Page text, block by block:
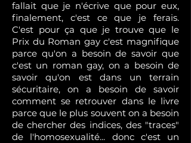
fallait que je n'écrive que pour eux,
finalement, c'est ce que je ferais.
C'est pour ça que je trouve que le
Prix du Roman gay c'est magnifique
parce qu'on a besoin de savoir que
c'est un roman gay, on a besoin de
savoir qu'on est dans un terrain
sécuritaire, on a besoin de savoir
comment se retrouver dans le livre
parce que le plus souvent on a besoin
de chercher des indices, des "traces"
de l'homosexualité... donc c'est un